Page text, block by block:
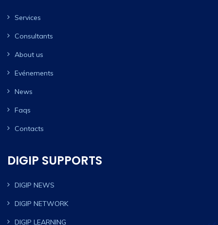
Services
Consultants
About us
Evénements
News
Faqs
Contacts
DIGIP SUPPORTS
DIGIP NEWS
DIGIP NETWORK
DIGIP LEARNING